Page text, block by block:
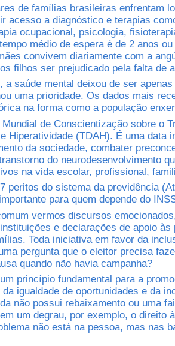
de famílias brasileiras enfrentam
acesso a diagnóstico e terapias
ocupacional, psicologia,
médio de espera é de 2 anos
convivem diariamente com a
filhos ser prejudicado pela falta de
a saúde mental deixou de ser
uma prioridade. Os dados mais
na forma como a população
de Conscientização sobre o
Hiperatividade (TDAH). É uma data
da sociedade, combater
do neurodesenvolvimento
na vida escolar, profissional,
peritos do sistema da previdência
para quem depende do
vermos discursos
e declarações de apoio às
Toda iniciativa em favor da
pergunta que o eleitor precisa
quando não havia campanha?
princípio fundamental para a
igualdade de oportunidades e da
não possui rebaixamento ou uma
um degrau, por exemplo, o direito
não está na pessoa, mas nas